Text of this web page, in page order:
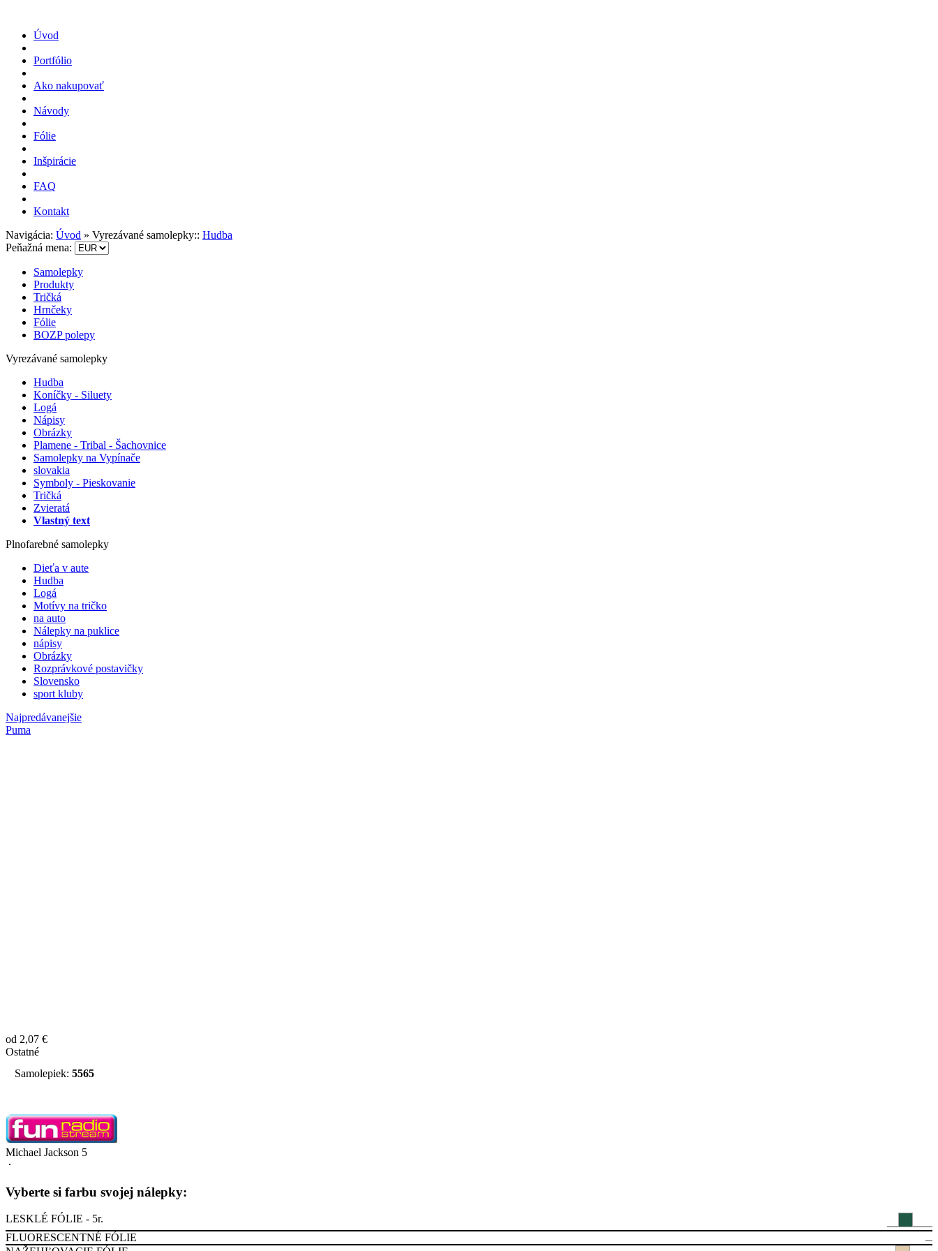
Úvod
Portfólio
Ako nakupovať
Návody
Fólie
Inšpirácie
FAQ
Kontakt
Navigácia: Úvod » Vyrezávané samolepky:: Hudba
Peňažná mena:
Samolepky
Produkty
Tričká
Hrnčeky
Fólie
BOZP polepy
Vyrezávané samolepky
Hudba
Koníčky - Siluety
Logá
Nápisy
Obrázky
Plamene - Tribal - Šachovnice
Samolepky na Vypínače
slovakia
Symboly - Pieskovanie
Tričká
Zvieratá
Vlastný text
Plnofarebné samolepky
Dieťa v aute
Hudba
Logá
Motívy na tričko
na auto
Nálepky na puklice
nápisy
Obrázky
Rozprávkové postavičky
Slovensko
sport kluby
Najpredávanejšie
Puma
od 2,07 €
Ostatné
Samolepiek: 5565
Michael Jackson 5
Vyberte si farbu svojej nálepky:
LESKLÉ FÓLIE - 5r.
FLUORESCENTNÉ FÓLIE